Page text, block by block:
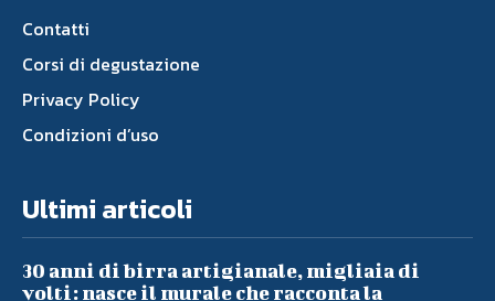
Contatti
Corsi di degustazione
Privacy Policy
Condizioni d’uso
Ultimi articoli
30 anni di birra artigianale, migliaia di
volti: nasce il murale che racconta la